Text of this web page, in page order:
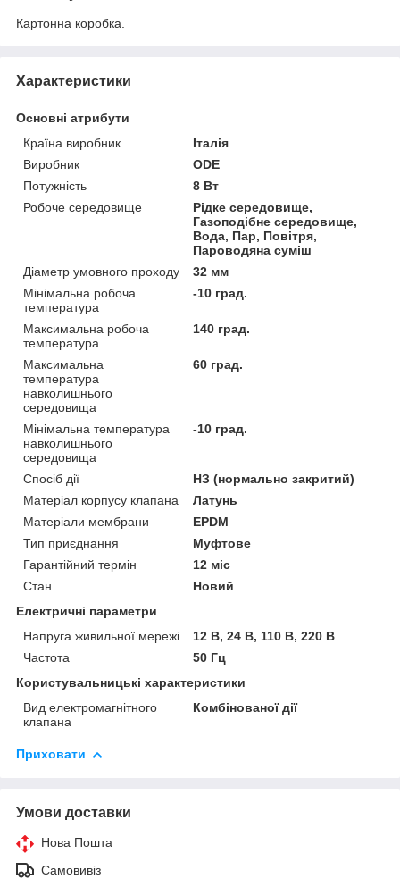
Картонна коробка.
Характеристики
Основні атрибути
Країна виробник
Італія
Виробник
ODE
Потужність
8 Вт
Робоче середовище
Рідке середовище,
Газоподібне середовище,
Вода, Пар, Повітря,
Пароводяна суміш
Діаметр умовного проходу
32 мм
Мінімальна робоча
температура
-10 град.
Максимальна робоча
температура
140 град.
Максимальна
температура
навколишнього
середовища
60 град.
Мінімальна температура
навколишнього
середовища
-10 град.
Спосіб дії
НЗ (нормально закритий)
Матеріал корпусу клапана
Латунь
Матеріали мембрани
EPDM
Тип приєднання
Муфтове
Гарантійний термін
12 міс
Стан
Новий
Електричні параметри
Напруга живильної мережі
12 В, 24 В, 110 В, 220 В
Частота
50 Гц
Користувальницькі характеристики
Вид електромагнітного
клапана
Комбінованої дії
Приховати
Умови доставки
Нова Пошта
Самовивіз